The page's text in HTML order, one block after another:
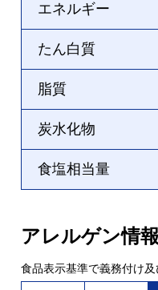
エネルギー
たん白質
脂質
炭水化物
食塩相当量
アレルゲン情報
食品表示基準で義務付け